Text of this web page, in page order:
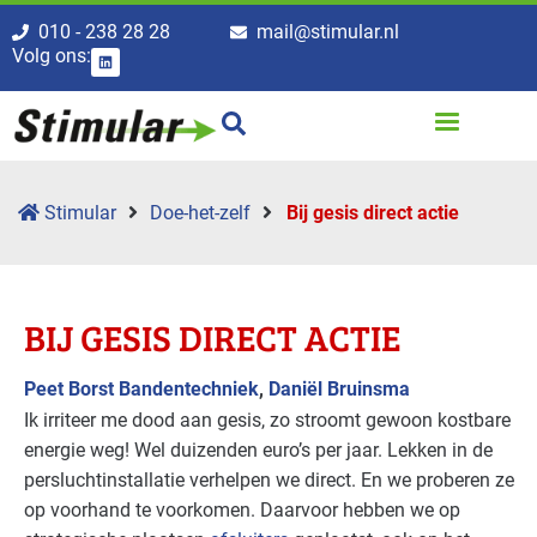
010 - 238 28 28
mail@stimular.nl
Volg ons:
Stimular Doe-het-zelf Bij gesis direct actie
BIJ GESIS DIRECT ACTIE
Peet Borst Bandentechniek, Daniël Bruinsma
Ik irriteer me dood aan gesis, zo stroomt gewoon kostbare
energie weg! Wel duizenden euro’s per jaar. Lekken in de
persluchtinstallatie verhelpen we direct. En we proberen ze
op voorhand te voorkomen. Daarvoor hebben we op